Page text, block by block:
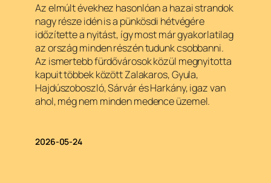
Az elmúlt évekhez hasonlóan a hazai strandok
nagy része idén is a pünkösdi hétvégére
időzítette a nyitást, így most már gyakorlatilag
az ország minden részén tudunk csobbanni.
Az ismertebb fürdővárosok közül megnyitotta
kapuit többek között Zalakaros, Gyula,
Hajdúszoboszló, Sárvár és Harkány, igaz van
ahol, még nem minden medence üzemel.
2026-05-24